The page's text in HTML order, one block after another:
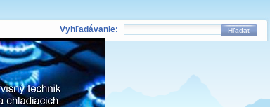
Vyhľadávanie: Hľadať